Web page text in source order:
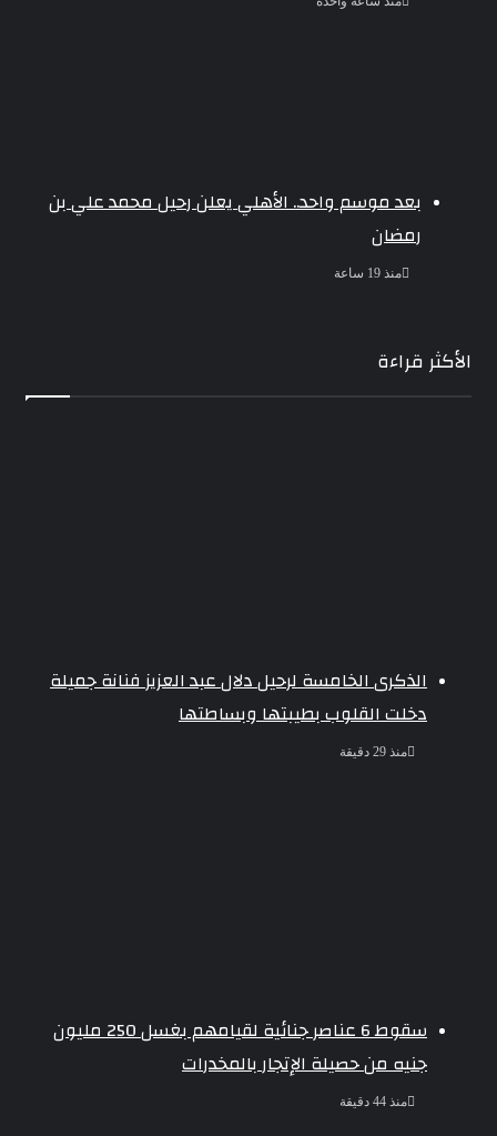
بعد موسم واحد.. الأهلي يعلن رحيل محمد علي بن
رمضان
منذ 19 ساعة
الأكثر قراءة
الذكرى الخامسة لرحيل دلال عبد العزيز فنانة جميلة
دخلت القلوب بطيبتها وبساطتها
منذ 29 دقيقة
سقوط 6 عناصر جنائية لقيامهم بغسل 250 مليون
جنيه من حصيلة الإتجار بالمخدرات
منذ 44 دقيقة